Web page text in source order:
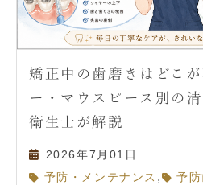
矯正中の歯磨きはどこ
ー・マウスピース別の
衛生士が解説
2026年7月01日
予防・メンテナンス , 予